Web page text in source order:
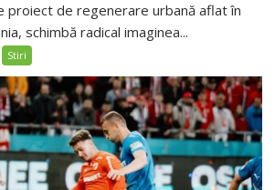
proiect de regenerare urbană aflat în
schimbă radical imaginea...
Stiri